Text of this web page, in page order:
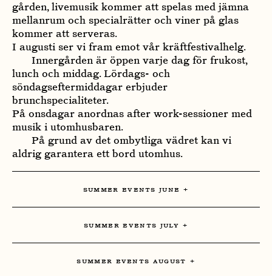
gården, livemusik kommer att spelas med jämna
mellanrum och specialrätter och viner på glas
kommer att serveras.
I augusti ser vi fram emot vår kräftfestivalhelg.
Innergården är öppen varje dag för frukost,
lunch och middag. Lördags- och
söndagseftermiddagar erbjuder
brunchspecialiteter.
På onsdagar anordnas after work-sessioner med
musik i utomhusbaren.
På grund av det ombytliga vädret kan vi
aldrig garantera ett bord utomhus.
SUMMER EVENTS JUNE
SUMMER EVENTS JULY
SUMMER EVENTS AUGUST